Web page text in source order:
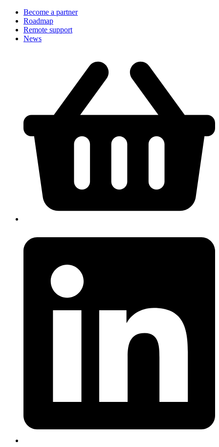
Become a partner
Roadmap
Remote support
News